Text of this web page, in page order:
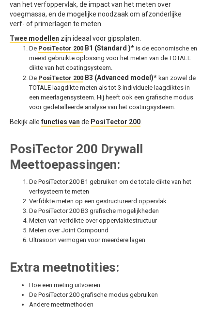
van het verfoppervlak, de impact van het meten over
voegmassa, en de mogelijke noodzaak om afzonderlijke
verf- of primerlagen te meten.
Twee modellen zijn ideaal voor gipsplaten.
De PosiTector 200 B1 (Standard )* is de economische en
meest gebruikte oplossing voor het meten van de TOTALE
dikte van het coatingsysteem.
De PosiTector 200 B3 (Advanced model)* kan zowel de
TOTALE laagdikte meten als tot 3 individuele laagdiktes in
een meerlagensysteem. Hij heeft ook een grafische modus
voor gedetailleerde analyse van het coatingsysteem.
Bekijk alle functies van de PosiTector 200
PosiTector 200 Drywall
Meettoepassingen:
De PosiTector 200 B1 gebruiken om de totale dikte van het
verfsysteem te meten
Verfdikte meten op een gestructureerd oppervlak
De PosiTector 200 B3 grafische mogelijkheden
Meten van verfdikte over oppervlaktestructuur
Meten over Joint Compound
Ultrasoon vermogen voor meerdere lagen
Extra meetnotities:
Hoe een meting uitvoeren
De PosiTector 200 grafische modus gebruiken
Andere meetmethoden